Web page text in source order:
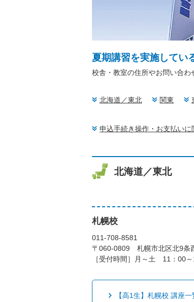
夏期講習を実施してい
校舎・教室の住所やお問い合
北海道／東北 関東
申込手続き操作・お支払い
北海道／東北
札幌校
011-708-8581
〒060-0809 札幌市北区北9条
［受付時間］月～土 11：00
【高1生】札幌校 講座一